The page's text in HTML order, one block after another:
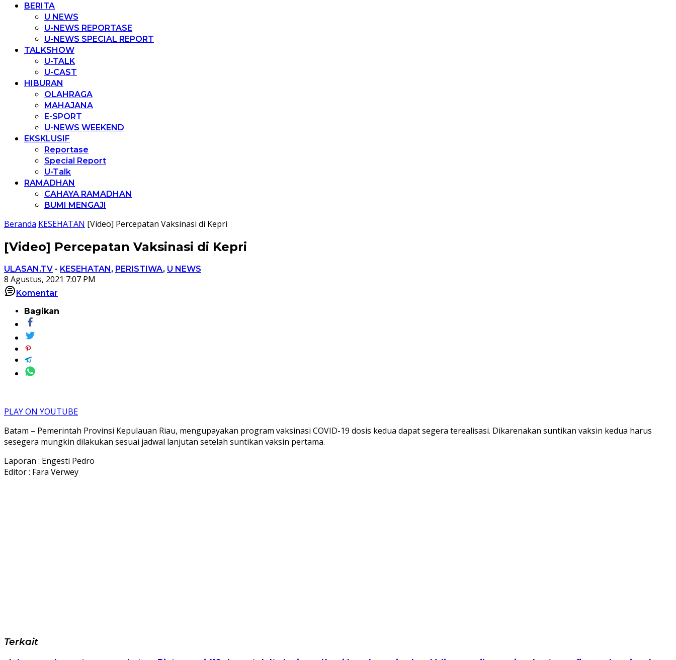
BERITA
U NEWS
U-NEWS REPORTASE
U-NEWS SPECIAL REPORT
TALKSHOW
U-TALK
U-CAST
HIBURAN
OLAHRAGA
MAHAJANA
E-SPORT
U-NEWS WEEKEND
EKSKLUSIF
Reportase
Special Report
U-Talk
RAMADHAN
CAHAYA RAMADHAN
BUMI MENGAJI
Beranda KESEHATAN [Video] Percepatan Vaksinasi di Kepri
[Video] Percepatan Vaksinasi di Kepri
ULASAN.TV - KESEHATAN, PERISTIWA, U NEWS
8 Agustus, 2021 7:07 PM
Komentar
Bagikan
PLAY ON YOUTUBE
Batam – Pemerintah Provinsi Kepulauan Riau, mengupayakan program vaksinasi COVID-19 dosis kedua dapat segera terealisasi. Dikarenakan suntikan vaksin kedua harus
sesegera mungkin dilakukan sesuai jadwal lanjutan setelah suntikan vaksin pertama.
Laporan : Engesti Pedro
Editor : Fara Verwey
Terkait